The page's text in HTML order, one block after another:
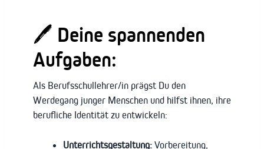
🖊️ Deine spannenden
Aufgaben:
Als Berufsschullehrer/in prägst Du den
Werdegang junger Menschen und hilfst ihnen, ihre
berufliche Identität zu entwickeln:
Unterrichtsgestaltung: Vorbereitung,